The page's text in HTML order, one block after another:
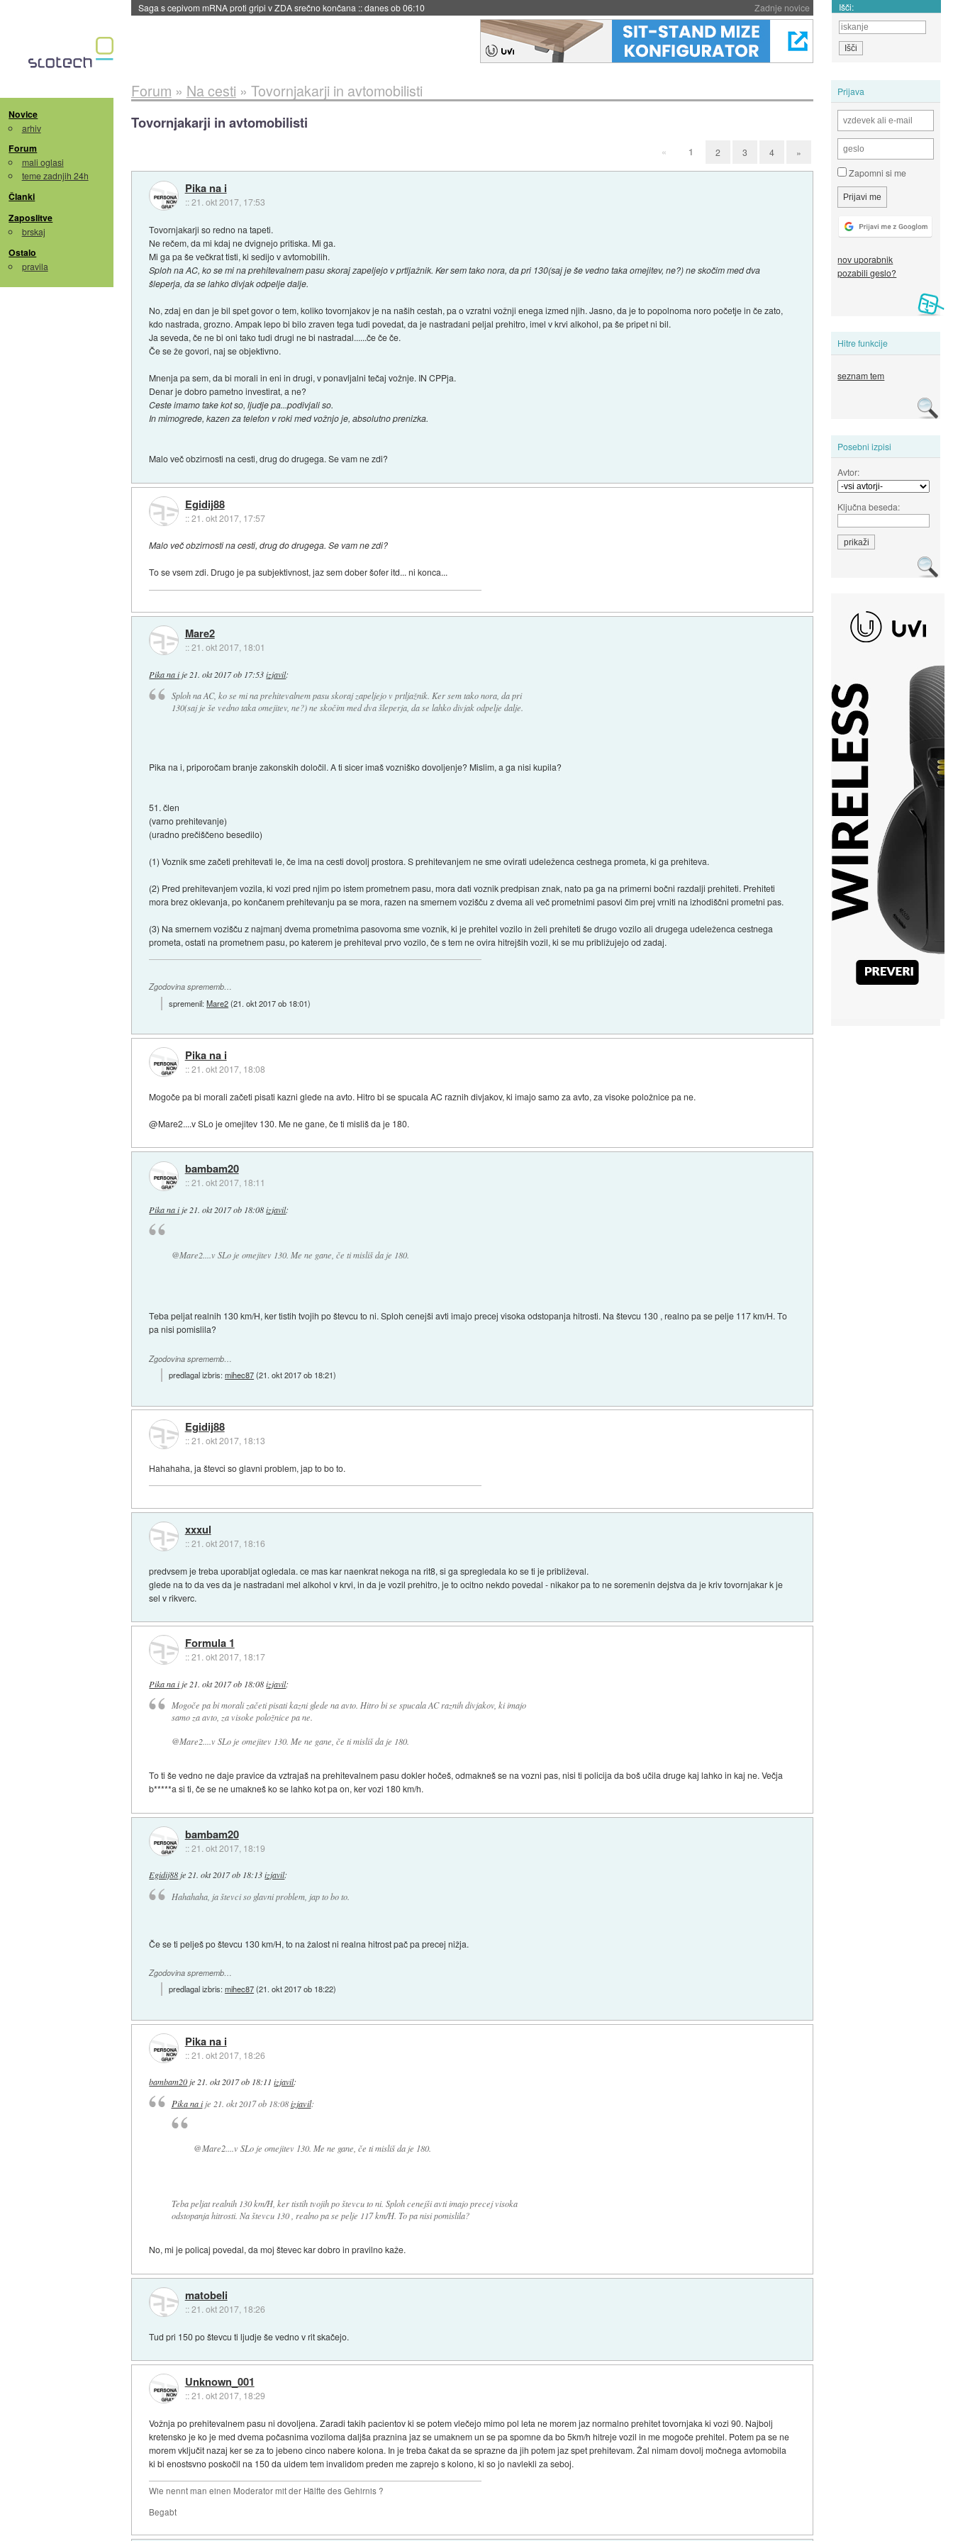
Zadnje novice
BMW v vozilih začel predvajati reklame::danes ob 06:09 Išči:
Novice
arhiv
Forum
mali oglasi
teme zadnjih 24h
Članki
Zaposlitve
brskaj
Ostalo
pravila
Prijava
Zapomni si me
nov uporabnik
pozabili geslo?
Hitre funkcije
seznam tem
Posebni izpisi
Avtor:
Ključna beseda:
Forum » Na cesti » Tovornjakarji in avtomobilisti
Tovornjakarji in avtomobilisti
« 1 2 3 4 »
Pika na i
::21. okt 2017, 17:53
Tovornjakarji so redno na tapeti.
Ne rečem, da mi kdaj ne dvignejo pritiska. Mi ga.
Mi ga pa še večkrat tisti, ki sedijo v avtomobilih.
Sploh na AC, ko se mi na prehitevalnem pasu skoraj zapeljejo v prtljažnik. Ker sem tako nora, da pri 130(saj je še vedno taka omejitev, ne?) ne skočim med dva
šleperja, da se lahko divjak odpelje dalje.
No, zdaj en dan je bil spet govor o tem, koliko tovornjakov je na naših cestah, pa o vzratni vožnji enega izmed njih. Jasno, da je to popolnoma noro početje in če zato,
kdo nastrada, grozno. Ampak lepo bi bilo zraven tega tudi povedat, da je nastradani peljal prehitro, imel v krvi alkohol, pa še pripet ni bil.
Ja seveda, če ne bi oni tako tudi drugi ne bi nastradal......če če če.
Če se že govori, naj se objektivno.
Mnenja pa sem, da bi morali in eni in drugi, v ponavljalni tečaj vožnje. IN CPPja.
Denar je dobro pametno investirat, a ne?
Ceste imamo take kot so, ljudje pa...podivjali so.
In mimogrede, kazen za telefon v roki med vožnjo je, absolutno prenizka.
Malo več obzirnosti na cesti, drug do drugega. Se vam ne zdi?
Egidij88
::21. okt 2017, 17:57
Malo več obzirnosti na cesti, drug do drugega. Se vam ne zdi?
To se vsem zdi. Drugo je pa subjektivnost, jaz sem dober šofer itd... ni konca...
Mare2
::21. okt 2017, 18:01
Pika na ije 21. okt 2017 ob 17:53 izjavil:
Sploh na AC, ko se mi na prehitevalnem pasu skoraj zapeljejo v prtljažnik. Ker sem tako nora, da pri
130(saj je še vedno taka omejitev, ne?) ne skočim med dva šleperja, da se lahko divjak odpelje dalje.
Pika na i, priporočam branje zakonskih določil. A ti sicer imaš vozniško dovoljenje? Mislim, a ga nisi kupila?
51. člen
(varno prehitevanje)
(uradno prečiščeno besedilo)
(1) Voznik sme začeti prehitevati le, če ima na cesti dovolj prostora. S prehitevanjem ne sme ovirati udeleženca cestnega prometa, ki ga prehiteva.
(2) Pred prehitevanjem vozila, ki vozi pred njim po istem prometnem pasu, mora dati voznik predpisan znak, nato pa ga na primerni bočni razdalji prehiteti. Prehiteti
mora brez oklevanja, po končanem prehitevanju pa se mora, razen na smernem vozišču z dvema ali več prometnimi pasovi čim prej vrniti na izhodiščni prometni pas.
(3) Na smernem vozišču z najmanj dvema prometnima pasovoma sme voznik, ki je prehitel vozilo in želi prehiteti še drugo vozilo ali drugega udeleženca cestnega
prometa, ostati na prometnem pasu, po katerem je prehiteval prvo vozilo, če s tem ne ovira hitrejših vozil, ki se mu približujejo od zadaj.
Zgodovina sprememb…
spremenil:Mare2(21. okt 2017 ob 18:01)
Pika na i
::21. okt 2017, 18:08
Mogoče pa bi morali začeti pisati kazni glede na avto. Hitro bi se spucala AC raznih divjakov, ki imajo samo za avto, za visoke položnice pa ne.
@Mare2....v SLo je omejitev 130. Me ne gane, če ti misliš da je 180.
bambam20
::21. okt 2017, 18:11
Pika na ije 21. okt 2017 ob 18:08 izjavil:
@Mare2....v SLo je omejitev 130. Me ne gane, če ti misliš da je 180.
Teba peljat realnih 130 km/H, ker tistih tvojih po števcu to ni. Sploh cenejši avti imajo precej visoka odstopanja hitrosti. Na števcu 130 , realno pa se pelje 117 km/H. To
pa nisi pomislila?
Zgodovina sprememb…
predlagal izbris:mihec87(21. okt 2017 ob 18:21)
Egidij88
::21. okt 2017, 18:13
Hahahaha, ja števci so glavni problem, jap to bo to.
xxxul
::21. okt 2017, 18:16
predvsem je treba uporabljat ogledala. ce mas kar naenkrat nekoga na rit8, si ga spregledala ko se ti je približeval.
glede na to da ves da je nastradani mel alkohol v krvi, in da je vozil prehitro, je to ocitno nekdo povedal - nikakor pa to ne soremenin dejstva da je kriv tovornjakar k je
sel v rikverc.
Formula 1
::21. okt 2017, 18:17
Pika na ije 21. okt 2017 ob 18:08 izjavil:
Mogoče pa bi morali začeti pisati kazni glede na avto. Hitro bi se spucala AC raznih divjakov, ki imajo
samo za avto, za visoke položnice pa ne.
@Mare2....v SLo je omejitev 130. Me ne gane, če ti misliš da je 180.
To ti še vedno ne daje pravice da vztrajaš na prehitevalnem pasu dokler hočeš, odmakneš se na vozni pas, nisi ti policija da boš učila druge kaj lahko in kaj ne. Večja
b*****a si ti, če se ne umakneš ko se lahko kot pa on, ker vozi 180 km/h.
bambam20
::21. okt 2017, 18:19
Egidij88je21. okt 2017 ob 18:13 izjavil:
Hahahaha, ja števci so glavni problem, jap to bo to.
Če se ti pelješ po števcu 130 km/H, to na žalost ni realna hitrost pač pa precej nižja.
Zgodovina sprememb…
predlagal izbris:mihec87(21. okt 2017 ob 18:22)
Pika na i
::21. okt 2017, 18:26
bambam20je21. okt 2017 ob 18:11 izjavil:
Pika na ije 21. okt 2017 ob 18:08 izjavil:
@Mare2....v SLo je omejitev 130. Me ne gane, če ti misliš da je 180.
Teba peljat realnih 130 km/H, ker tistih tvojih po števcu to ni. Sploh cenejši avti imajo precej visoka
odstopanja hitrosti. Na števcu 130 , realno pa se pelje 117 km/H. To pa nisi pomislila?
No, mi je policaj povedal, da moj števec kar dobro in pravilno kaže.
matobeli
::21. okt 2017, 18:26
Tud pri 150 po števcu ti ljudje še vedno v rit skačejo.
Unknown_001
::21. okt 2017, 18:29
Vožnja po prehitevalnem pasu ni dovoljena. Zaradi takih pacientov ki se potem vlečejo mimo pol leta ne morem jaz normalno prehitet tovornjaka ki vozi 90. Najbolj
kretensko je ko je med dvema počasnima voziloma daljša praznina jaz se umaknem un se pa spomne da bo 5km/h hitreje vozil in me mogoče prehitel. Potem pa se ne
morem vključit nazaj ker se za to jebeno cinco nabere kolona. In je treba čakat da se sprazne da jih potem jaz spet prehitevam. Žal nimam dovolj močnega avtomobila
ki bi enostsvno poskočil na 150 da uidem tem invalidom preden me zaprejo s kolono, ki so jo navlekli za seboj.
Wie nennt man einen Moderator mit der Hälfte des Gehirnis ?
Begabt